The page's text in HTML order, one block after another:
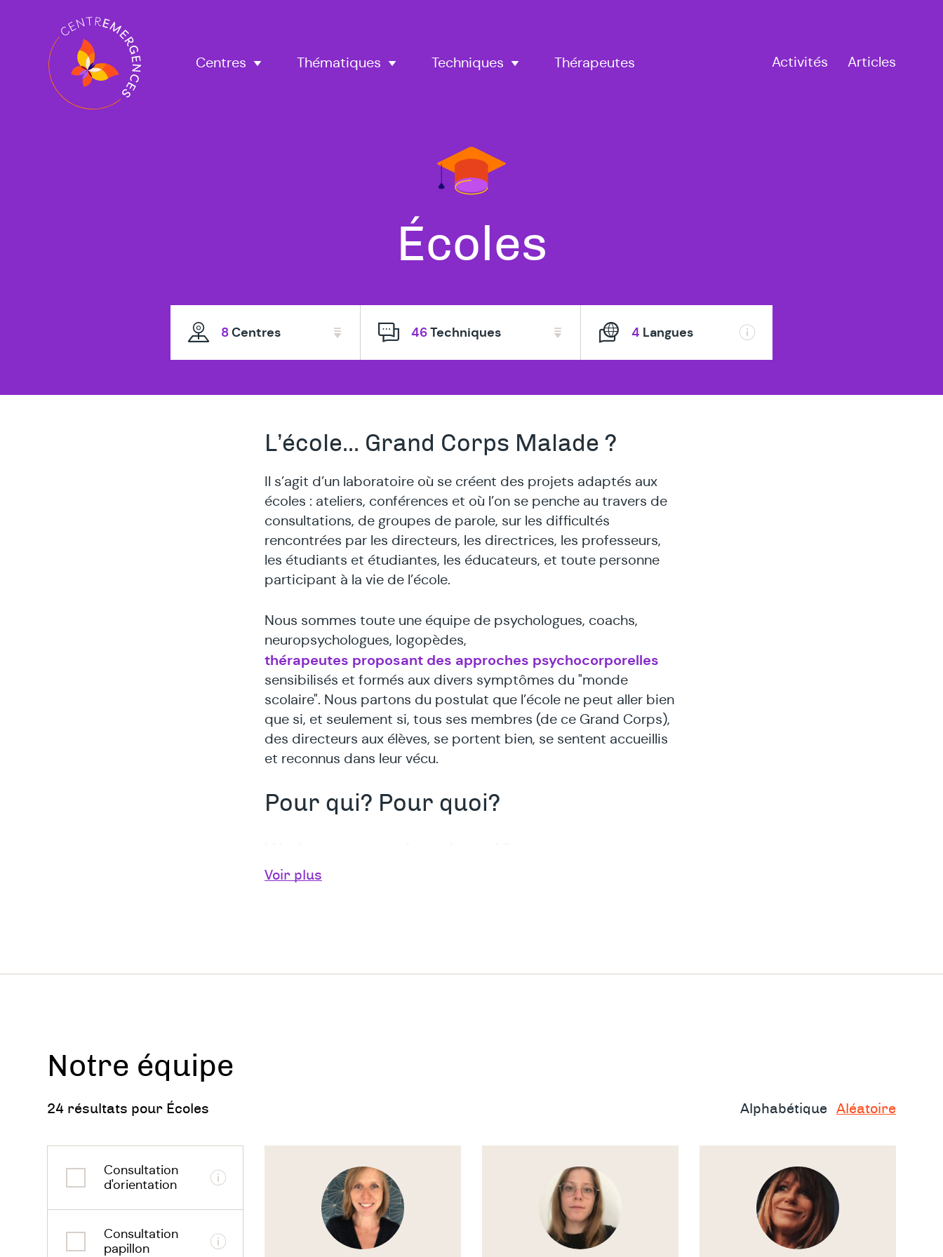
Tous
nos
thérapeutes
spécialisé
en
Écoles
8Centres 46Techniques 4 Langues
Navigation
principale
Centres Thématiques Techniques Thérapeutes Activités Articles
L’école... Grand Corps Malade ?
Il s’agit d’un laboratoire où se créent des projets adaptés aux
écoles : ateliers, conférences et où l’on se penche au travers de
consultations, de groupes de parole, sur les difficultés
rencontrées par les directeurs, les directrices, les professeurs,
les étudiants et étudiantes, les éducateurs, et toute personne
participant à la vie de l’école.
Nous sommes toute une équipe de psychologues, coachs,
neuropsychologues, logopèdes,
thérapeutes proposant des approches psychocorporelles
sensibilisés et formés aux divers symptômes du "monde
scolaire". Nous partons du postulat que l’école ne peut aller bien
que si, et seulement si, tous ses membres (de ce Grand Corps),
des directeurs aux élèves, se portent bien, se sentent accueillis
et reconnus dans leur vécu.
Pour qui? Pour quoi?
d’avantage dans les médias
L’existence d’un pôle Écoles pour …
directeursafin qu’ils/elles puissent trouver de quoi puiser
Voir plus
Notre équipe
24 résultats pour Écoles Alphabétique Aléatoire
Consultation
d'orientation
Informations
Consultation
papillon
Informations
Voir
Voir
Voir